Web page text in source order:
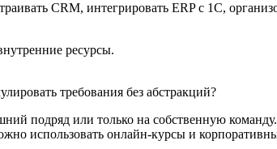
CRM, интегрировать ERP с 1C,
ресурсы.
требования без абстракций?
подряд или только на собственную
использовать онлайн-курсы и